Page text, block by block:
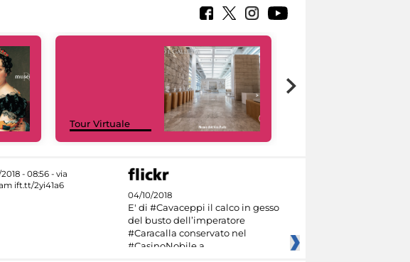
Tour Virtuale
04/10/2018
E' di #Cavaceppi il calco in gesso
del busto dell’imperatore
#Caracalla conservato nel
#CasinoNobile a